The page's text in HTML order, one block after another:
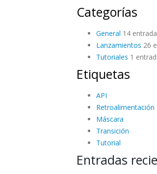
Categorías
General 14
Lanzamientos 26
Tutoriales 1
Etiquetas
API
Retroalimentación
Máscara
Transición
Tutorial
Entradas